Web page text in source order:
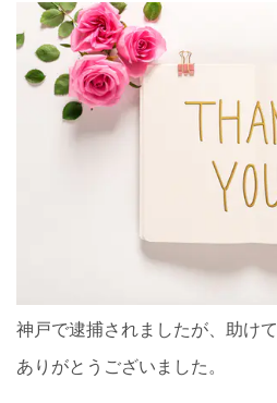
神戸で逮捕されましたが、助け
ありがとうございました。